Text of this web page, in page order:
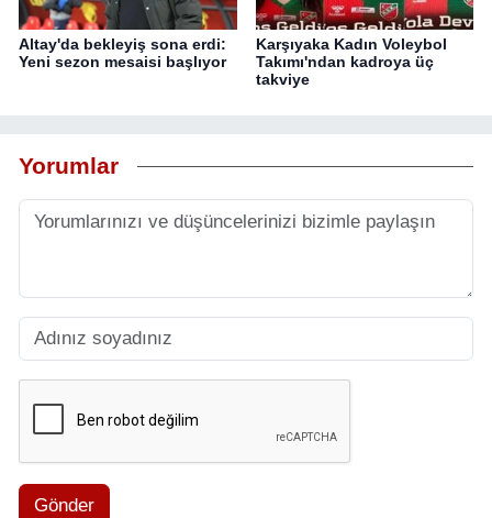
Altay'da bekleyiş sona erdi:
Yeni sezon mesaisi başlıyor
Karşıyaka Kadın Voleybol
Takımı'ndan kadroya üç
takviye
Yorumlar
Gönder